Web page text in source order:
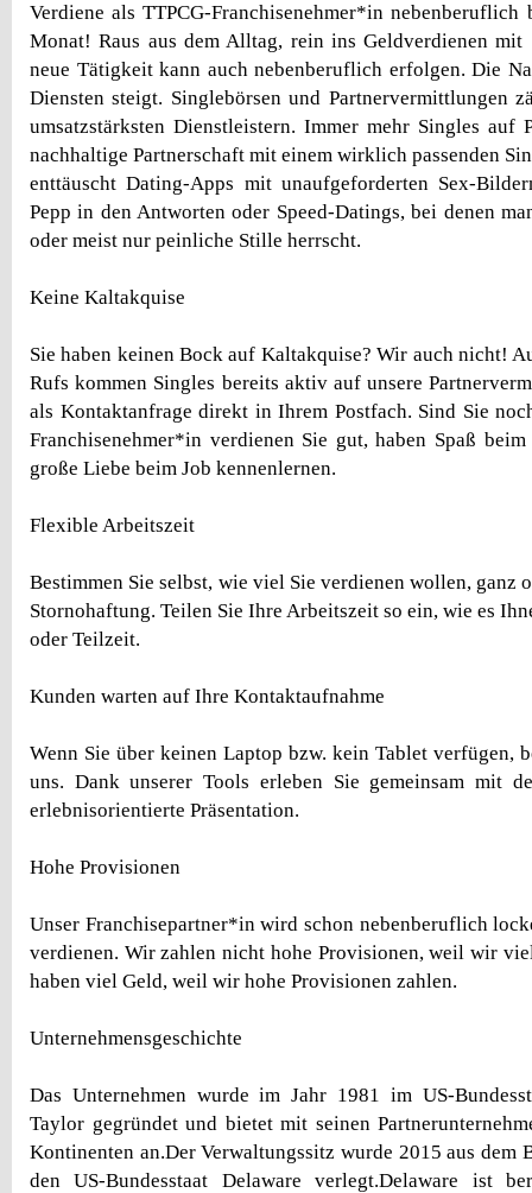
Verdiene als TTPCG-Franchisenehmer*in
Monat! Raus aus dem Alltag, rein ins Geldverdienen
neue Tätigkeit kann auch nebenberuflich erfolgen. Die
Diensten steigt. Singlebörsen und Partnervermittlungen
umsatzstärksten Dienstleistern. Immer mehr Singles auf
nachhaltige Partnerschaft mit einem wirklich passenden
enttäuscht Dating-Apps mit unaufgeforderten Sex-
Pepp in den Antworten oder Speed-Datings, bei denen
oder meist nur peinliche Stille herrscht.
Keine Kaltakquise
Sie haben keinen Bock auf Kaltakquise? Wir auch nicht!
Rufs kommen Singles bereits aktiv auf unsere
als Kontaktanfrage direkt in Ihrem Postfach. Sind Sie
Franchisenehmer*in verdienen Sie gut, haben Spaß
große Liebe beim Job kennenlernen.
Flexible Arbeitszeit
Bestimmen Sie selbst, wie viel Sie verdienen wollen, ganz
Stornohaftung. Teilen Sie Ihre Arbeitszeit so ein, wie es
oder Teilzeit.
Kunden warten auf Ihre Kontaktaufnahme
Wenn Sie über keinen Laptop bzw. kein Tablet verfügen,
uns. Dank unserer Tools erleben Sie gemeinsam mit
erlebnisorientierte Präsentation.
Hohe Provisionen
Unser Franchisepartner*in wird schon nebenberuflich
verdienen. Wir zahlen nicht hohe Provisionen, weil wir
haben viel Geld, weil wir hohe Provisionen zahlen.
Unternehmensgeschichte
Das Unternehmen wurde im Jahr 1981 im US-
Taylor gegründet und bietet mit seinen
Kontinenten an.Der Verwaltungssitz wurde 2015 aus dem
den US-Bundesstaat Delaware verlegt.Delaware ist